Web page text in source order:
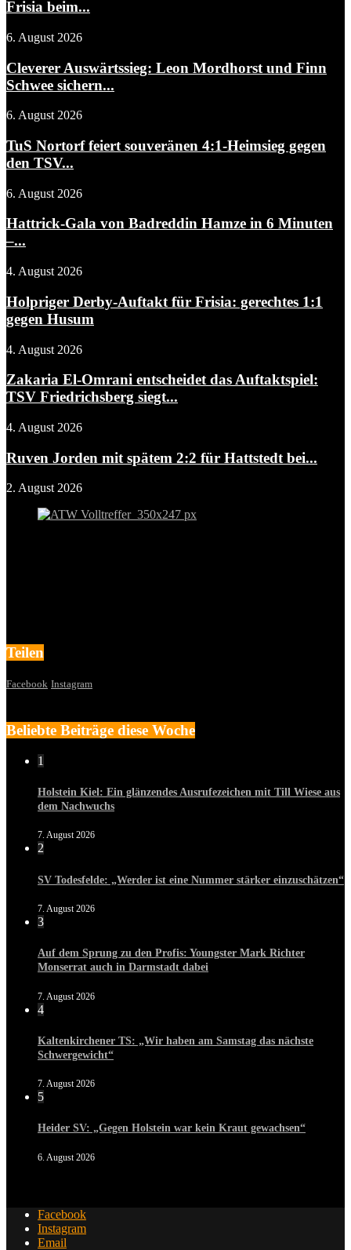
Frisia beim...
6. August 2026
Cleverer Auswärtssieg: Leon Mordhorst und Finn
Schwee sichern...
6. August 2026
TuS Nortorf feiert souveränen 4:1-Heimsieg gegen
den TSV...
6. August 2026
Hattrick-Gala von Badreddin Hamze in 6 Minuten
–...
4. August 2026
Holpriger Derby-Auftakt für Frisia: gerechtes 1:1
gegen Husum
4. August 2026
Zakaria El-Omrani entscheidet das Auftaktspiel:
TSV Friedrichsberg siegt...
4. August 2026
Ruven Jorden mit spätem 2:2 für Hattstedt bei...
2. August 2026
Teilen
Facebook Instagram
Beliebte Beiträge diese Woche
1
Holstein Kiel: Ein glänzendes Ausrufezeichen mit Till Wiese aus
dem Nachwuchs
7. August 2026
2
SV Todesfelde: „Werder ist eine Nummer stärker einzuschätzen“
7. August 2026
3
Auf dem Sprung zu den Profis: Youngster Mark Richter
Monserrat auch in Darmstadt dabei
7. August 2026
4
Kaltenkirchener TS: „Wir haben am Samstag das nächste
Schwergewicht“
7. August 2026
5
Heider SV: „Gegen Holstein war kein Kraut gewachsen“
6. August 2026
Facebook
Instagram
Email